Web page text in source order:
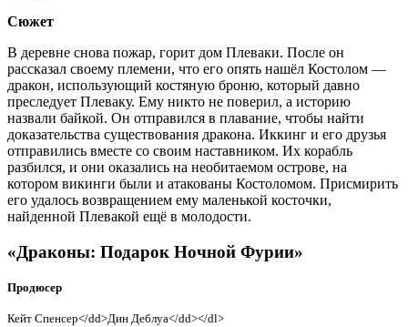
Сюжет
В деревне снова пожар, горит дом Плеваки. После он
рассказал своему племени, что его опять нашёл Костолом —
дракон, использующий костяную броню, который давно
преследует Плеваку. Ему никто не поверил, а историю
назвали байкой. Он отправился в плавание, чтобы найти
доказательства существования дракона. Иккинг и его друзья
отправились вместе со своим наставником. Их корабль
разбился, и они оказались на необитаемом острове, на
котором викинги были и атакованы Костоломом. Присмирить
его удалось возвращением ему маленькой косточки,
найденной Плевакой ещё в молодости.
«Драконы: Подарок Ночной Фурии»
Продюсер
Кейт Спенсер</dd>Дин Деблуа</dd></dl>